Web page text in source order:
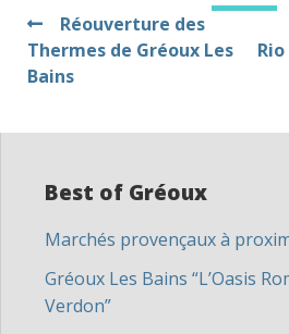
Navigation
de
Réouverture des
Thermes de Gréoux Les
Bains
Best of Gréoux
Marchés provençaux à
Gréoux Les Bains “L’Oasis
Verdon”